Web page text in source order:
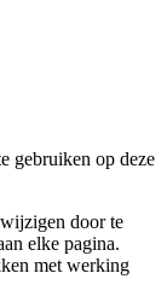
gebruiken op deze
door te
elke pagina.
met werking